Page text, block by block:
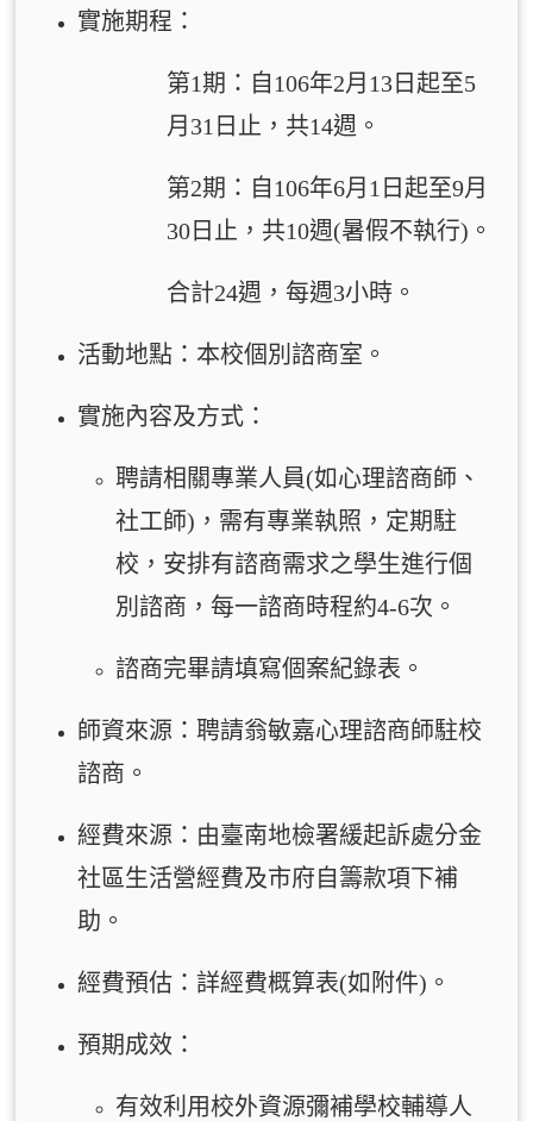
實施期程：
第1期：自106年2月13日起至5
月31日止，共14週。
第2期：自106年6月1日起至9月
30日止，共10週(暑假不執行)。
合計24週，每週3小時。
活動地點：本校個別諮商室。
實施內容及方式：
聘請相關專業人員(如心理諮商師、
社工師) ，需有專業執照，定期駐
校，安排有諮商需求之學生進行個
別諮商，每一諮商時程約4-6次。
諮商完畢請填寫個案紀錄表。
師資來源：聘請翁敏嘉心理諮商師駐校
諮商。
經費來源：由臺南地檢署緩起訴處分金
社區生活營經費及市府自籌款項下補
助。
經費預估：詳經費概算表(如附件) 。
預期成效：
有效利用校外資源彌補學校輔導人